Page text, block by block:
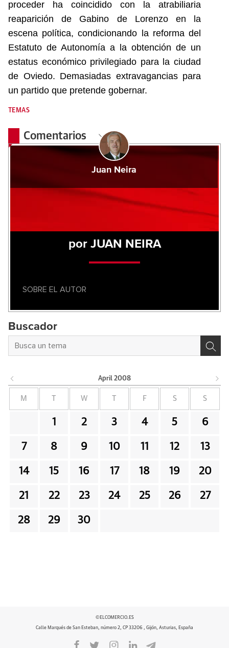
proceder ha coincidido con la atrabiliaria
reaparición de Gabino de Lorenzo en la
escena política, condicionando la reforma del
Estatuto de Autonomía a la obtención de un
estatus económico privilegiado para la ciudad
de Oviedo. Demasiadas extravagancias para
un partido que pretende gobernar.
TEMAS
Comentarios
Juan Neira
por JUAN NEIRA
SOBRE EL AUTOR
Buscador
April 2008
M W F S S
1 2 3 4 5 6
7 8 9 10 11 12 13
14 15 16 17 18 19 20
21 22 23 24 25 26 27
28 29 30
©ELCOMERCIO.ES
Calle Marqués de San Esteban, número 2, CP 33206 , Gijón, Asturias, España